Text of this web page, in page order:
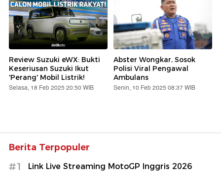
Review Suzuki eWX: Bukti
Keseriusan Suzuki Ikut
'Perang' Mobil Listrik!
Selasa, 18 Feb 2025 20:50 WIB
Abster Wongkar, Sosok
Polisi Viral Pengawal
Ambulans
Senin, 10 Feb 2025 08:37 WIB
Berita Terpopuler
#1 Link Live Streaming MotoGP Inggris 2026